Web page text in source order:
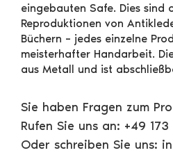
eingebauten Safe. Dies sind
Reproduktionen von
Büchern – jedes einzelne
meisterhafter Handarbeit.
aus Metall und ist
Sie haben Fragen zum
Rufen Sie uns an: +49
Oder schreiben Sie uns: